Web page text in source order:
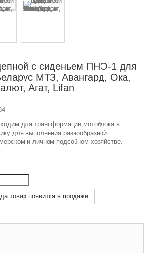
с сиденьем ПНО-1 для
МТЗ, Авангард, Ока,
Агат, Lifan
для трансформации мотоблока в
для выполнения разнообразной
и личном подсобном хозяйстве.
товар появится в продаже